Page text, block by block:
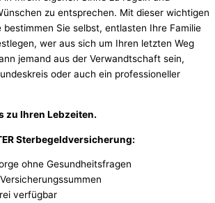
zu entsprechen. Mit dieser wichtigen
bestimmen Sie selbst, entlasten Ihre Familie
wer aus sich um Ihren letzten Weg
jemand aus der Verwandtschaft sein,
oder auch ein professioneller
zu Ihren Lebzeiten.
Sterbegeldversicherung:
ohne Gesundheitsfragen
verfügbar